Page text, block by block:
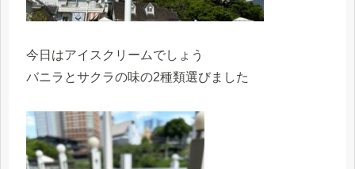
今日はアイスクリームでしょう
バニラとサクラの味の2種類選びました